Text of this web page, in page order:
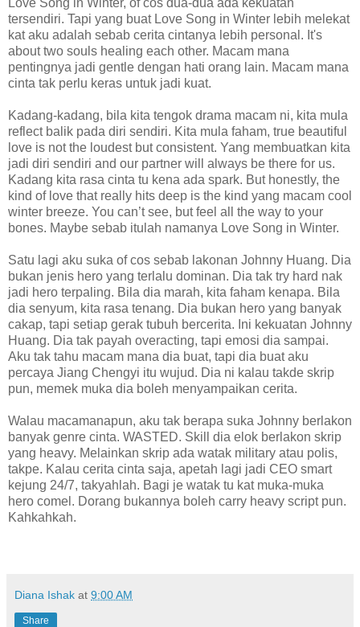
tersendiri. Tapi yang buat Love Song in Winter lebih melekat
kat aku adalah sebab cerita cintanya lebih personal. It's
about two souls healing each other. Macam mana
pentingnya jadi gentle dengan hati orang lain. Macam mana
cinta tak perlu keras untuk jadi kuat.
Kadang-kadang, bila kita tengok drama macam ni, kita mula
reflect balik pada diri sendiri. Kita mula faham, true beautiful
love is not the loudest but consistent. Yang membuatkan kita
jadi diri sendiri and our partner will always be there for us.
Kadang kita rasa cinta tu kena ada spark. But honestly, the
kind of love that really hits deep is the kind yang macam cool
winter breeze. You can’t see, but feel all the way to your
bones. Maybe sebab itulah namanya Love Song in Winter.
Satu lagi aku suka of cos sebab lakonan Johnny Huang. Dia
bukan jenis hero yang terlalu dominan. Dia tak try hard nak
jadi hero terpaling. Bila dia marah, kita faham kenapa. Bila
dia senyum, kita rasa tenang. Dia bukan hero yang banyak
cakap, tapi setiap gerak tubuh bercerita. Ini kekuatan Johnny
Huang. Dia tak payah overacting, tapi emosi dia sampai.
Aku tak tahu macam mana dia buat, tapi dia buat aku
percaya Jiang Chengyi itu wujud. Dia ni kalau takde skrip
pun, memek muka dia boleh menyampaikan cerita.
Walau macamanapun, aku tak berapa suka Johnny berlakon
banyak genre cinta. WASTED. Skill dia elok berlakon skrip
yang heavy. Melainkan skrip ada watak military atau polis,
takpe. Kalau cerita cinta saja, apetah lagi jadi CEO smart
kejung 24/7, takyahlah. Bagi je watak tu kat muka-muka
hero comel. Dorang bukannya boleh carry heavy script pun.
Kahkahkah.
Diana Ishak at 9:00 AM
Share